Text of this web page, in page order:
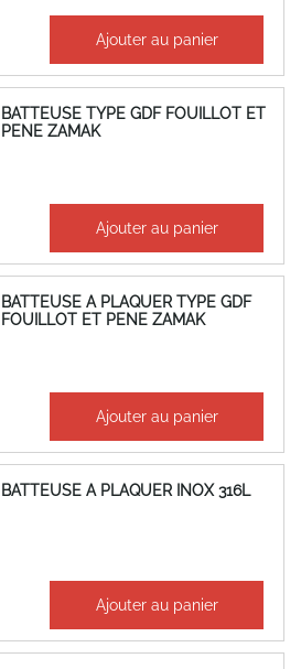
Ajouter au panier
BATTEUSE TYPE GDF FOUILLOT ET
PENE ZAMAK
Ajouter au panier
BATTEUSE A PLAQUER TYPE GDF
FOUILLOT ET PENE ZAMAK
Ajouter au panier
BATTEUSE A PLAQUER INOX 316L
Ajouter au panier